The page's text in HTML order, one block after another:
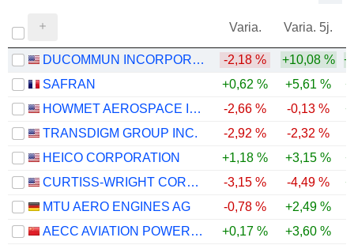
Varia. Varia. 5j.
DUCOMMUN INCORPORATED -2,18 % +10,08 %
SAFRAN
+0,62 % +5,61 %
HOWMET AEROSPACE INC.
-2,66 % -0,13 %
TRANSDIGM GROUP INC.
-2,92 % -2,32 %
HEICO CORPORATION
+1,18 % +3,15 %
CURTISS-WRIGHT CORPORATION
-3,15 % -4,49 %
MTU AERO ENGINES AG
-0,78 % +2,49 %
AECC AVIATION POWER CO.,LTD
+0,17 % +3,60 %